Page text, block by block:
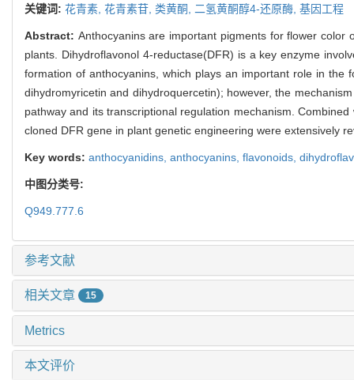
关键词: 花青素, 花青素苷, 类黄酮, 二氢黄酮醇4-还原酶, 基因工程
Abstract: Anthocyanins are important pigments for flower
plants. Dihydroflavonol 4-reductase(DFR) is a key enzyme
formation of anthocyanins, which plays an important role in the
dihydromyricetin and dihydroquercetin); however, the
pathway and its transcriptional regulation mechanism.
cloned DFR gene in plant genetic engineering were extensively
Key words: anthocyanidins, anthocyanins, flavonoids,
中图分类号:
Q949.777.6
参考文献
相关文章 15
Metrics
本文评价